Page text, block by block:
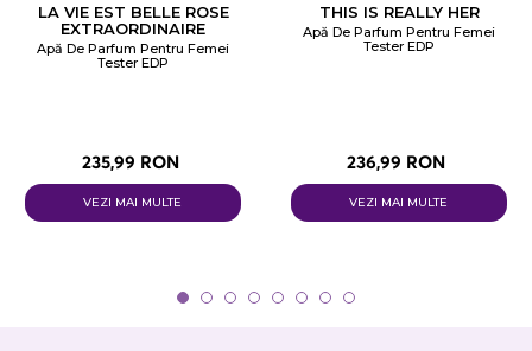
LA VIE EST BELLE ROSE
EXTRAORDINAIRE
Apă De Parfum Pentru Femei
Tester EDP
235,99 RON
VEZI MAI MULTE
THIS IS REALLY HER
Apă De Parfum Pentru Femei
Tester EDP
236,99 RON
VEZI MAI MULTE